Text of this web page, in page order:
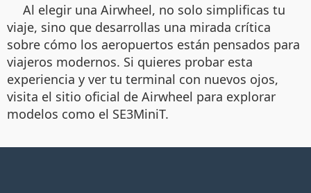
Al elegir una Airwheel, no solo simplificas tu
viaje, sino que desarrollas una mirada crítica
sobre cómo los aeropuertos están pensados para
viajeros modernos. Si quieres probar esta
experiencia y ver tu terminal con nuevos ojos,
visita el sitio oficial de Airwheel para explorar
modelos como el SE3MiniT.